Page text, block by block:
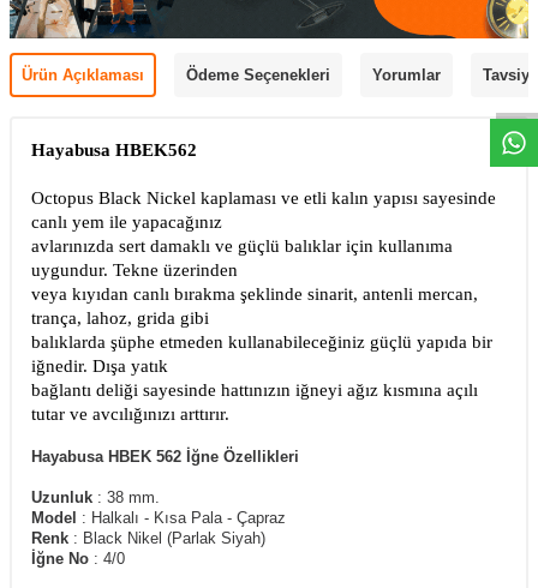
Ürün Açıklaması Ödeme Seçenekleri Yorumlar
Hayabusa HBEK562
Octopus Black Nickel kaplaması ve etli kalın yapısı sayesinde
canlı yem ile yapacağınız
avlarınızda sert damaklı ve güçlü balıklar için kullanıma
uygundur. Tekne üzerinden
veya kıyıdan canlı bırakma şeklinde sinarit, antenli mercan,
trança, lahoz, grida gibi
balıklarda şüphe etmeden kullanabileceğiniz güçlü yapıda bir
iğnedir. Dışa yatık
bağlantı deliği sayesinde hattınızın iğneyi ağız kısmına açılı
tutar ve avcılığınızı arttırır.
Hayabusa HBEK 562 İğne Özellikleri
Uzunluk : 38 mm.
Model : Halkalı - Kısa Pala - Çapraz
Renk : Black Nikel (Parlak Siyah)
İğne No : 4/0